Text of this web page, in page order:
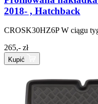
2018- , Hatchback
CROSK30HZ6P W ciągu
265,- zł
Kupić